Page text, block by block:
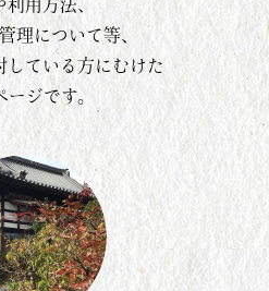
利用方法、
理について等、
している方にむけた
ージです。